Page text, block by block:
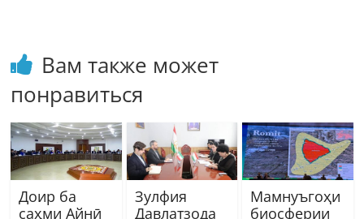
Вам также может
понравиться
Доир ба
саҳми Айнӣ
Зулфия
Давлатзода
Мамнуъгоҳи
биосферии